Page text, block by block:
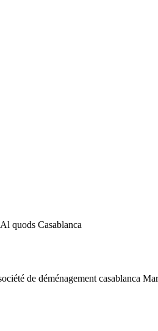
quods Casablanca
de déménagement casablanca